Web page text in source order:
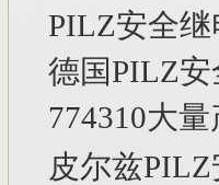
PILZ安全继
德国PILZ
774310大
皮尔兹